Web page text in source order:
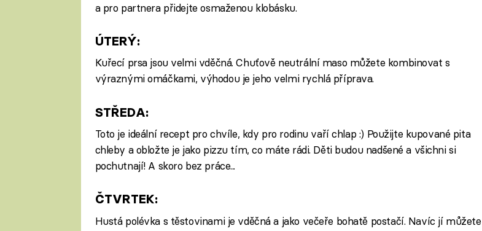
a pro partnera přidejte osmaženou klobásku.
ÚTERÝ:
Kuřecí prsa jsou velmi vděčná. Chuťově neutrální maso můžete kombinovat s
výraznými omáčkami, výhodou je jeho velmi rychlá příprava.
STŘEDA:
Toto je ideální recept pro chvíle, kdy pro rodinu vaří chlap :) Použijte kupované pita
chleby a obložte je jako pizzu tím, co máte rádi. Děti budou nadšené a všichni si
pochutnají! A skoro bez práce...
ČTVRTEK:
Hustá polévka s těstovinami je vděčná a jako večeře bohatě postačí. Navíc jí můžete